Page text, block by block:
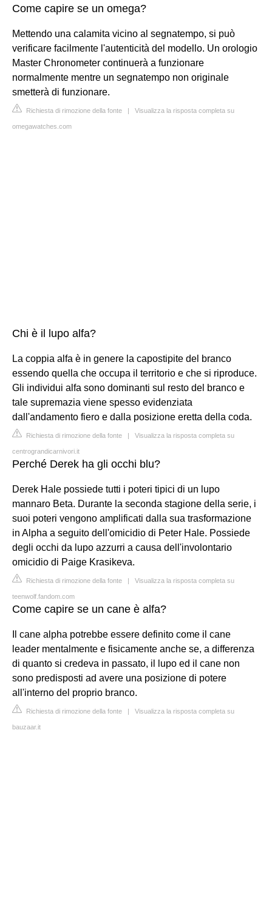
Come capire se un omega?
Mettendo una calamita vicino al segnatempo, si può
verificare facilmente l'autenticità del modello. Un orologio
Master Chronometer continuerà a funzionare
normalmente mentre un segnatempo non originale
smetterà di funzionare.
Richiesta di rimozione della fonte | Visualizza la risposta completa su
omegawatches.com
Chi è il lupo alfa?
La coppia alfa è in genere la capostipite del branco
essendo quella che occupa il territorio e che si riproduce.
Gli individui alfa sono dominanti sul resto del branco e
tale supremazia viene spesso evidenziata
dall'andamento fiero e dalla posizione eretta della coda.
Richiesta di rimozione della fonte | Visualizza la risposta completa su
centrograndicarnivori.it
Perché Derek ha gli occhi blu?
Derek Hale possiede tutti i poteri tipici di un lupo
mannaro Beta. Durante la seconda stagione della serie, i
suoi poteri vengono amplificati dalla sua trasformazione
in Alpha a seguito dell'omicidio di Peter Hale. Possiede
degli occhi da lupo azzurri a causa dell'involontario
omicidio di Paige Krasikeva.
Richiesta di rimozione della fonte | Visualizza la risposta completa su
teenwolf.fandom.com
Come capire se un cane è alfa?
Il cane alpha potrebbe essere definito come il cane
leader mentalmente e fisicamente anche se, a differenza
di quanto si credeva in passato, il lupo ed il cane non
sono predisposti ad avere una posizione di potere
all'interno del proprio branco.
Richiesta di rimozione della fonte | Visualizza la risposta completa su
bauzaar.it